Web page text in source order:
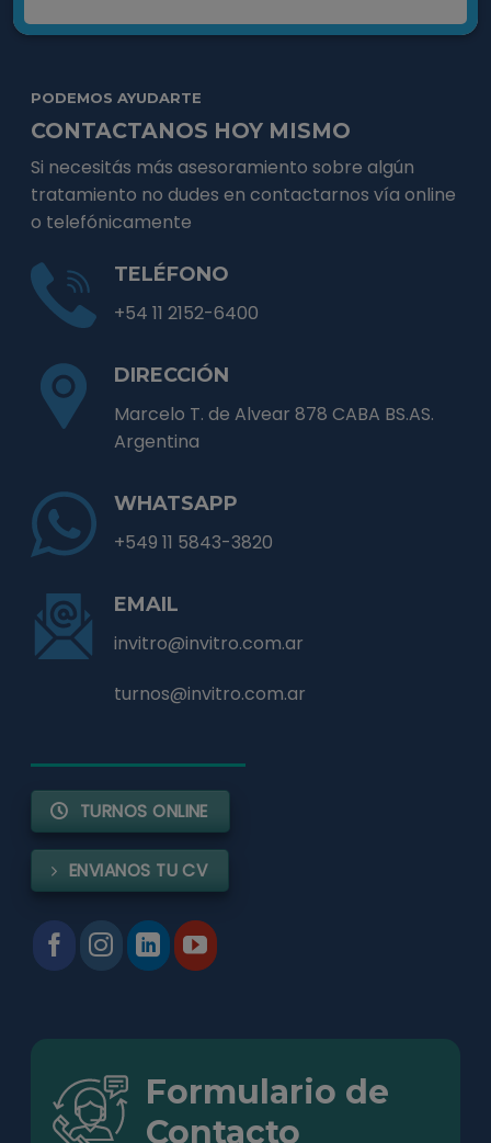
PODEMOS AYUDARTE
CONTACTANOS HOY MISMO
Si necesitás más asesoramiento sobre algún
tratamiento no dudes en contactarnos vía online
o telefónicamente
TELÉFONO
+54 11 2152-6400
DIRECCIÓN
Marcelo T. de Alvear 878 CABA BS.AS.
Argentina
WHATSAPP
+549 11 5843-3820
EMAIL
invitro@invitro.com.ar
turnos@invitro.com.ar
TURNOS ONLINE
ENVIANOS TU CV
Formulario de
Contacto